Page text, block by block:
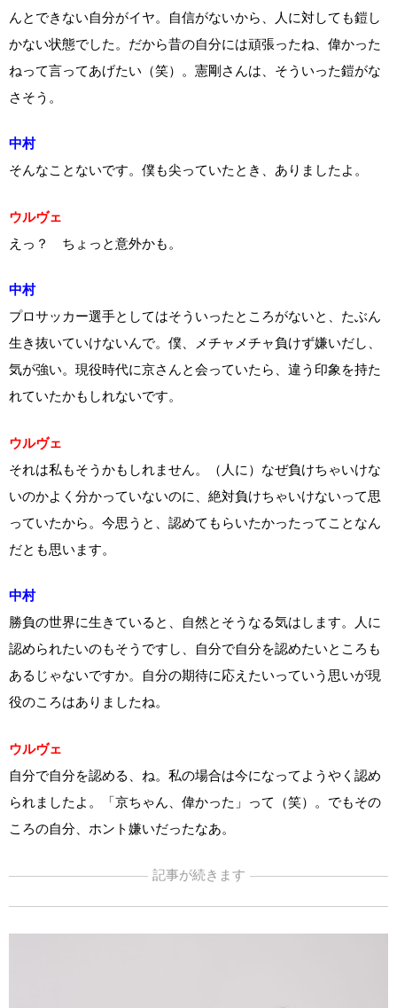
んとできない自分がイヤ。自信がないから、人に対しても鎧し
かない状態でした。だから昔の自分には頑張ったね、偉かった
ねって言ってあげたい（笑）。憲剛さんは、そういった鎧がな
さそう。
中村
そんなことないです。僕も尖っていたとき、ありましたよ。
ウルヴェ
えっ？ ちょっと意外かも。
中村
プロサッカー選手としてはそういったところがないと、たぶん
生き抜いていけないんで。僕、メチャメチャ負けず嫌いだし、
気が強い。現役時代に京さんと会っていたら、違う印象を持た
れていたかもしれないです。
ウルヴェ
それは私もそうかもしれません。（人に）なぜ負けちゃいけな
いのかよく分かっていないのに、絶対負けちゃいけないって思
っていたから。今思うと、認めてもらいたかったってことなん
だとも思います。
中村
勝負の世界に生きていると、自然とそうなる気はします。人に
認められたいのもそうですし、自分で自分を認めたいところも
あるじゃないですか。自分の期待に応えたいっていう思いが現
役のころはありましたね。
ウルヴェ
自分で自分を認める、ね。私の場合は今になってようやく認め
られましたよ。「京ちゃん、偉かった」って（笑）。でもその
ころの自分、ホント嫌いだったなあ。
記事が続きます